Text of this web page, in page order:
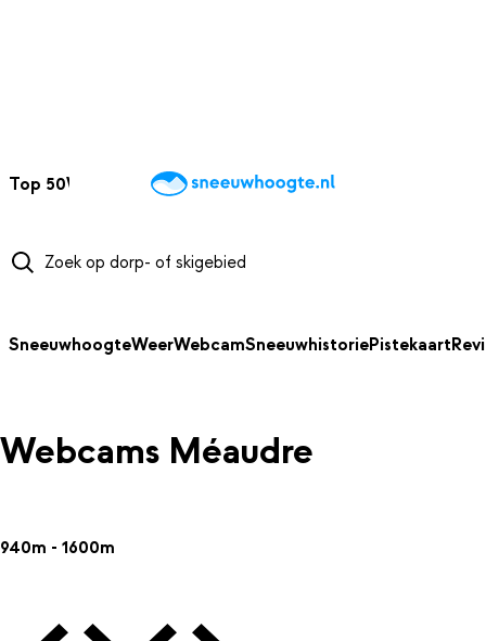
Top 50Webcams WintersportweerKaarten
SneeuwhoogteWeerWebcamSneeuwhistoriePistekaart
Webcams Méaudre
940m - 1600m
Vorige Webcam
Volgende Webcam
Vorige Webcam
Volgende Webcam